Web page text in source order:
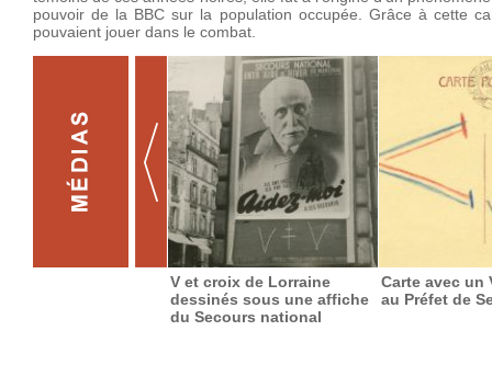
pouvoir de la BBC sur la population occupée. Grâce à cette
pouvaient jouer dans le combat.
V et croix de Lorraine
dessinés sous une affiche
du Secours national
Carte avec un
au Préfet de